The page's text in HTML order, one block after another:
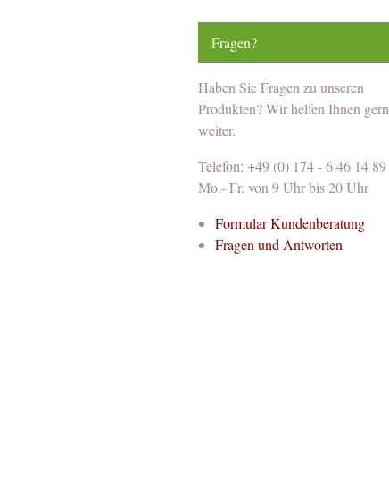
Fragen?
Haben Sie Fragen zu unseren
Produkten? Wir helfen Ihnen gern
weiter.
Telefon: +49 (0) 174 - 6 46 14 89
Mo.- Fr. von 9 Uhr bis 20 Uhr
Formular Kundenberatung
Fragen und Antworten